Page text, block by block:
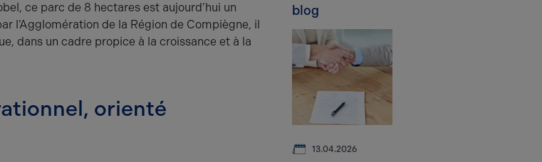
ce parc de 8 hectares est aujourd’hui un
l’Agglomération de la Région de Compiègne, il
dans un cadre propice à la croissance et à la
orienté
blog
13.04.2026